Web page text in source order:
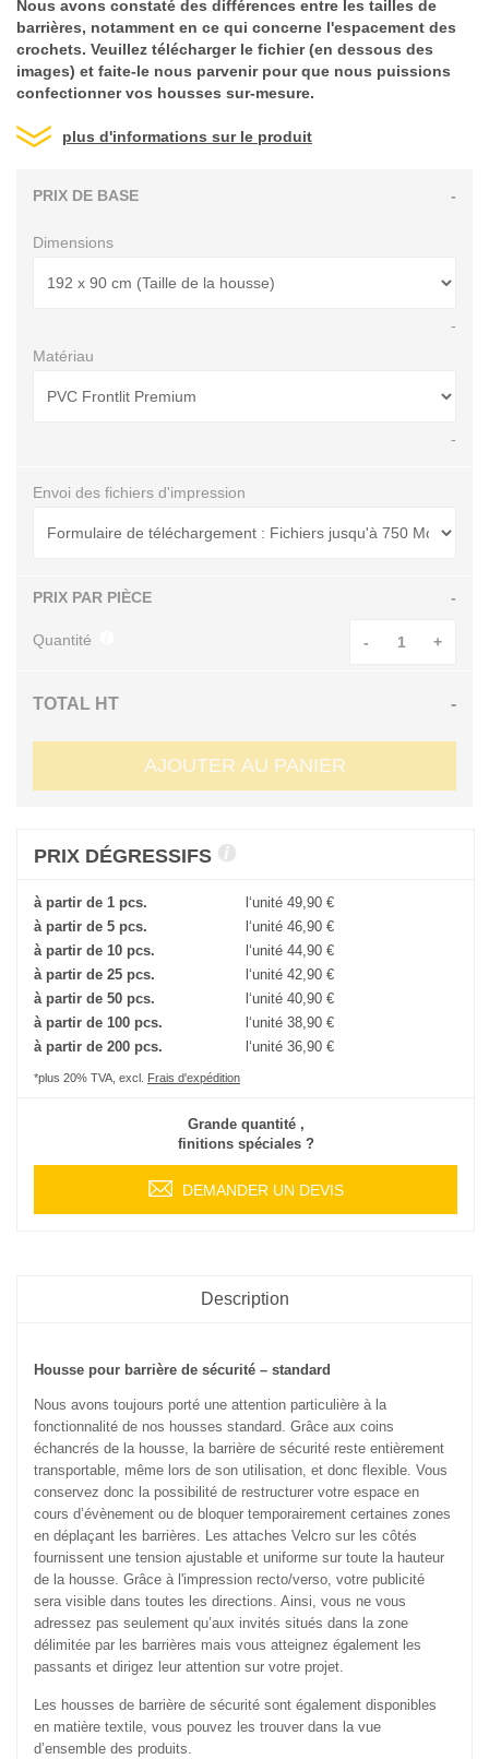
Nous avons constaté des différences entre les tailles de
barrières, notamment en ce qui concerne l'espacement des
crochets. Veuillez télécharger le fichier (en dessous des
images) et faite-le nous parvenir pour que nous puissions
confectionner vos housses sur-mesure.
plus d'informations sur le produit
PRIX DE BASE -
Dimensions
-
Matériau
-
Envoi des fichiers d'impression
PRIX PAR PIÈCE -
Quantité - +
TOTAL HT -
AJOUTER AU PANIER
PRIX DÉGRESSIFS
à partir de 1 pcs. l‘unité49,90 €
à partir de 5 pcs.
l‘unité46,90 €
à partir de 10 pcs.
l‘unité44,90 €
à partir de 25 pcs.
l‘unité42,90 €
à partir de 50 pcs.
l‘unité40,90 €
à partir de 100 pcs.
l‘unité38,90 €
à partir de 200 pcs.
l‘unité36,90 €
*plus 20% TVA, excl. Frais d'expédition
Grande quantité ,
finitions spéciales ?
DEMANDER UN DEVIS
Description
Housse pour barrière de sécurité – standard
Nous avons toujours porté une attention particulière à la
fonctionnalité de nos housses standard. Grâce aux coins
échancrés de la housse, la barrière de sécurité reste entièrement
transportable, même lors de son utilisation, et donc flexible. Vous
conservez donc la possibilité de restructurer votre espace en
cours d’évènement ou de bloquer temporairement certaines zones
en déplaçant les barrières. Les attaches Velcro sur les côtés
fournissent une tension ajustable et uniforme sur toute la hauteur
de la housse. Grâce à l'impression recto/verso, votre publicité
sera visible dans toutes les directions. Ainsi, vous ne vous
adressez pas seulement qu’aux invités situés dans la zone
délimitée par les barrières mais vous atteignez également les
passants et dirigez leur attention sur votre projet.
Les housses de barrière de sécurité sont également disponibles
en matière textile, vous pouvez les trouver dans la vue
d’ensemble des produits.